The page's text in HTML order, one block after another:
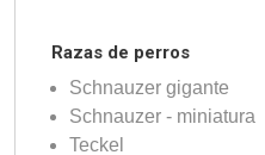
Razas de perros
Schnauzer gigante
Schnauzer - miniatura
Teckel